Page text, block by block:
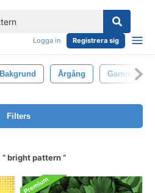
Logga in Registrera sig
Bakgrund Årgång Gammal
Filters
bright pattern